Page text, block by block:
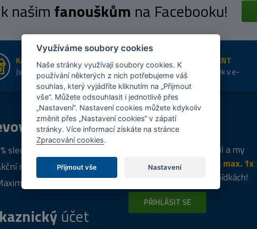
našim fanouškům na Facebooku!
KAMENNÉ PRODEJNY
Jsme na trhu více než 10 let
ŠIROKÝ SORTIMENT
Přes 20 tis. položek v e-
shopu
program
sleva za registraci
nabídky
výprodej
účet
Tipyk nákupu
Napište nám svůj e-mail a my
vás budeme informovat max. 1x
o zajímavých nabídkách!
PŘIHLÁSIT SE
Využíváme soubory cookies
Naše stránky využívají soubory cookies. K
používání některých z nich potřebujeme váš
souhlas, který vyjádříte kliknutím na „Přijmout
vše“. Můžete odsouhlasit i jednotlivě přes
„Nastavení“. Nastavení cookies můžete kdykoliv
změnit přes „Nastavení cookies“ v zápatí
stránky. Více informací získáte na stránce
Zpracování cookies.
Přijmout vše Nastavení